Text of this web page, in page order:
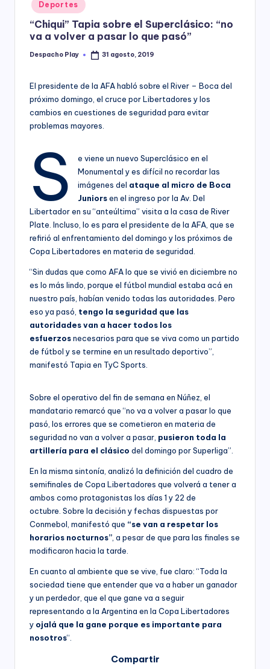
y
in
Deportes
“Chiqui” Tapia sobre el Superclásico: “no
va a volver a pasar lo que pasó”
Posted
Despacho Play 31 agosto, 2019
El presidente de la AFA habló sobre el River – Boca del
próximo domingo, el cruce por Libertadores y los
cambios en cuestiones de seguridad para evitar
problemas mayores.
S
e viene un nuevo Superclásico en el
Monumental y es difícil no recordar las
imágenes del ataque al micro de Boca
Juniorsen el ingreso por la Av. Del
Libertador en su “anteúltima” visita a la casa de River
Plate. Incluso, lo es para el presidente de la AFA, que se
refirió al enfrentamiento del domingo y los próximos de
Copa Libertadores en materia de seguridad.
“Sin dudas que como AFA lo que se vivió en diciembre no
es lo más lindo, porque el fútbol mundial estaba acá en
nuestro país, habían venido todas las autoridades. Pero
eso ya pasó, tengo la seguridad que las
autoridades van a hacer todos los
esfuerzosnecesarios para que se viva como un partido
de fútbol y se termine en un resultado deportivo”,
manifestó Tapia en TyC Sports.
Sobre el operativo del fin de semana en Núñez, el
mandatario remarcó que “no va a volver a pasar lo que
pasó, los errores que se cometieron en materia de
seguridad no van a volver a pasar, pusieron toda la
artillería para el clásico del domingo por Superliga”.
En la misma sintonía, analizó la definición del cuadro de
semifinales de Copa Libertadores que volverá a tener a
ambos como protagonistas los días 1 y 22 de
octubre. Sobre la decisión y fechas dispuestas por
Conmebol, manifestó que “se van a respetar los
horarios nocturnos” , a pesar de que para las finales se
modificaron hacia la tarde.
En cuanto al ambiente que se vive, fue claro: “Toda la
sociedad tiene que entender que va a haber un ganador
y un perdedor, que el que gane va a seguir
representando a la Argentina en la Copa Libertadores
y ojalá que la gane porque es importante para
nosotros“.
Compartir